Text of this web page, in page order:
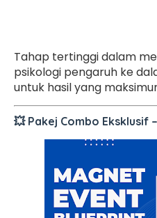
Tahap tertinggi dalam
psikologi pengaruh ke
untuk hasil yang
💥 Pakej Combo Eksklusif